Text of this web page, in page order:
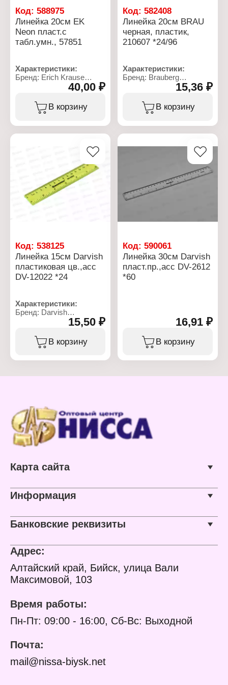
Код: 588975
Линейка 20см EK
Neon пласт.с
табл.умн., 57851
Характеристики:
Бренд: Erich Krause
Артикул: 57851
Тип товара: Линейка
Дизайн: "Neon"
Особенность: с
Цвет: в ассортименте
40,00 ₽
В корзину
Код:582408
Линейка 20см BRAU
черная, пластик,
210607 *24/96
Характеристики:
Бренд: Brauberg
Артикул: 210607
Тип товара: Линейка
Длина разметки: 20 см
Материал: пластик
односторонняя белая
15,36 ₽
В корзину
Код: 538125
Линейка 15см Darvish
пластиковая цв.,асс
DV-12022 *24
Характеристики:
Бренд: Darvish
Артикул: DV-12022
Тип товара: Линейка
Цвет линейки: в
ассортименте
15,50 ₽
В корзину
Код:590061
Линейка 30см Darvish
пласт.пр.,асс DV-2612
*60
16,91 ₽
В корзину
Карта сайта
Информация
Банковские реквизиты
Адрес:
Алтайский край, Бийск, улица Вали
Максимовой, 103
Время работы:
Пн-Пт: 09:00 - 16:00, Сб-Вс: Выходной
Почта:
mail@nissa-biysk.net